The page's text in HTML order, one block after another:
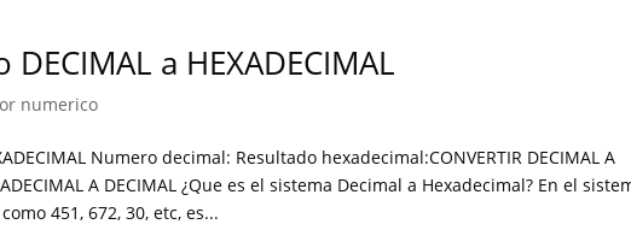
a HEXADECIMAL
numerico
Numero decimal: Resultado hexadecimal:CONVERTIR DECIMAL A
A DECIMAL ¿Que es el sistema Decimal a Hexadecimal? En el
451, 672, 30, etc, es...